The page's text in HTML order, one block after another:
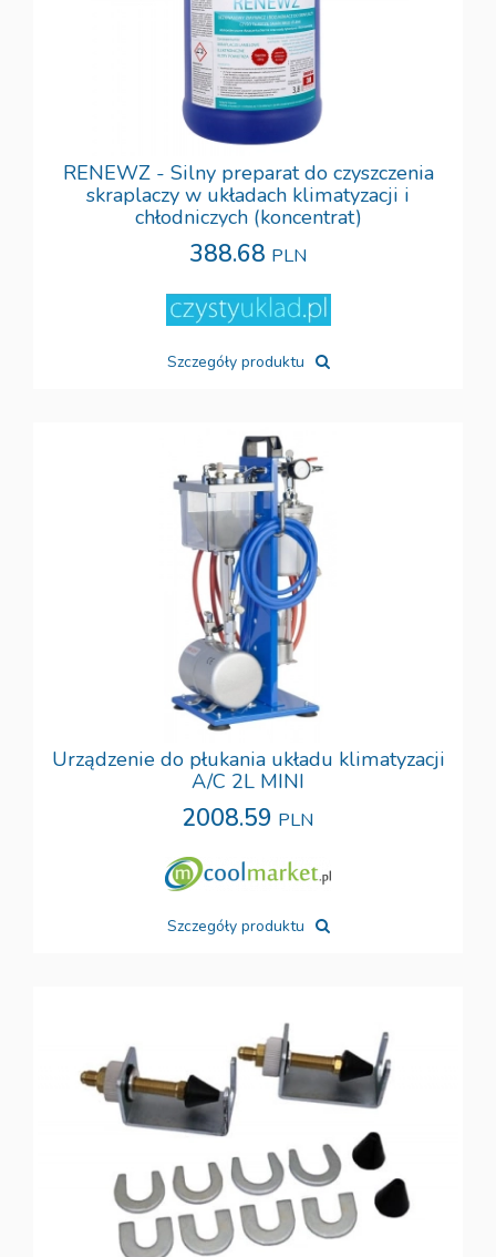
RENEWZ - Silny preparat do czyszczenia
skraplaczy w układach klimatyzacji i
chłodniczych (koncentrat)
388.68 PLN
Szczegóły produktu
Urządzenie do płukania układu klimatyzacji
A/C 2L MINI
2008.59 PLN
Szczegóły produktu